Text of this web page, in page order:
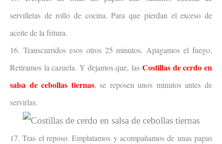
servilletas de rollo de cocina. Para que pierdan el exceso de
aceite de la fritura.
16. Transcurridos esos otros 25 minutos. Apagamos el fuego.
Retiramos la cazuela. Y dejamos que, las Costillas de cerdo en
salsa de cebollas tiernas, se reposen unos minutos antes de
servirlas.
17. Tras el reposo. Emplatamos y acompañamos de unas papas